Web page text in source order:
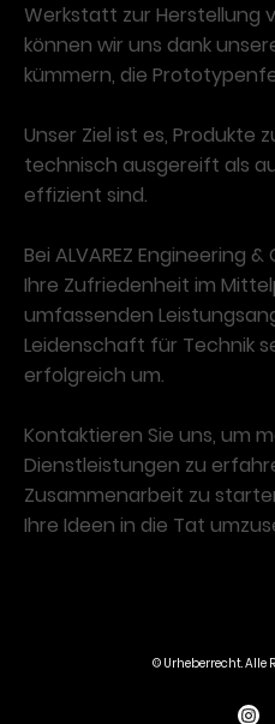
Werkstatt zur Herstellung
können wir uns dank
kümmern, die
Unser Ziel ist es, Produkte
technisch ausgereift als
effizient sind.
Bei ALVAREZ Engineering
Ihre Zufriedenheit im
umfassenden
Leidenschaft für Technik
erfolgreich um.
Kontaktieren Sie uns, um
Dienstleistungen zu
Zusammenarbeit zu
Ihre Ideen in die Tat
© Urheberrecht. Alle